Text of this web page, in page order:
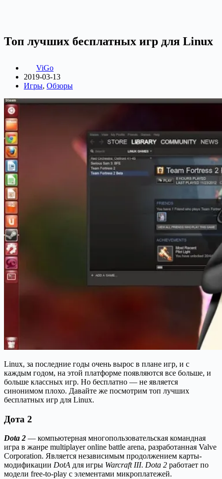
Топ лучших бесплатных игр для Linux
ViGo
2019-03-13
Игры, Обзоры
Linux, за последние годы очень вырос в плане игр, и с
каждым годом, на этой платформе появляются все больше, и
больше классных игр. Но бесплатно — не является
синонимом плохо. Давайте же посмотрим топ лучших
бесплатных игр для Linux.
Дота 2
Dota 2 — компьютерная многопользовательская командная
игра в жанре multiplayer online battle arena, разработанная Valve
Corporation. Является независимым продолжением карты-
модификации DotA для игры Warcraft III. Dota 2 работает по
модели free-to-play с элементами микроплатежей.